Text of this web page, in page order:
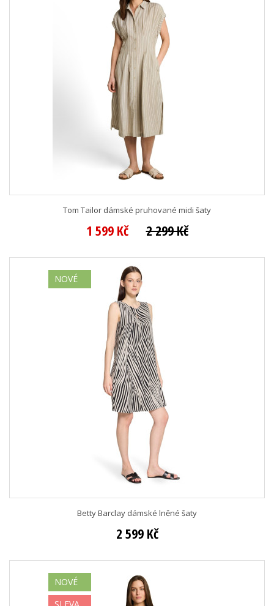
Tom Tailor dámské pruhované midi šaty
1 599 Kč 2 299 Kč
NOVÉ
Betty Barclay dámské lněné šaty
2 599 Kč
NOVÉ